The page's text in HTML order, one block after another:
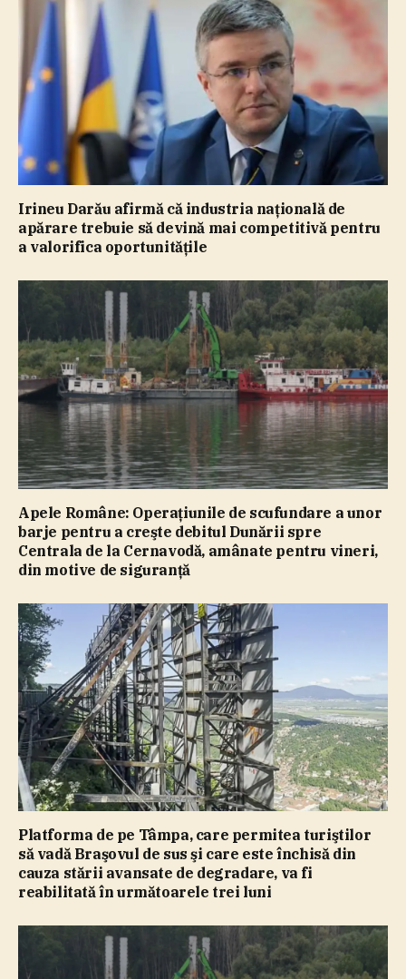
Irineu Darău afirmă că industria naţională de
apărare trebuie să devină mai competitivă pentru
a valorifica oportunităţile
Apele Române: Operaţiunile de scufundare a unor
barje pentru a creşte debitul Dunării spre
Centrala de la Cernavodă, amânate pentru vineri,
din motive de siguranţă
Platforma de pe Tâmpa, care permitea turiştilor
să vadă Braşovul de sus şi care este închisă din
cauza stării avansate de degradare, va fi
reabilitată în următoarele trei luni